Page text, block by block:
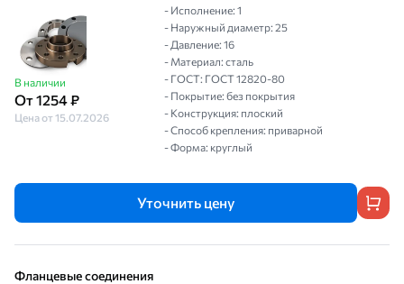
В наличии
От 1254 ₽
Цена от 15.07.2026
- Исполнение: 1
- Наружный диаметр: 25
- Давление: 16
- Материал: сталь
- ГОСТ: ГОСТ 12820-80
- Покрытие: без покрытия
- Конструкция: плоский
- Способ крепления: приварной
- Форма: круглый
Уточнить цену
Фланцевые соединения